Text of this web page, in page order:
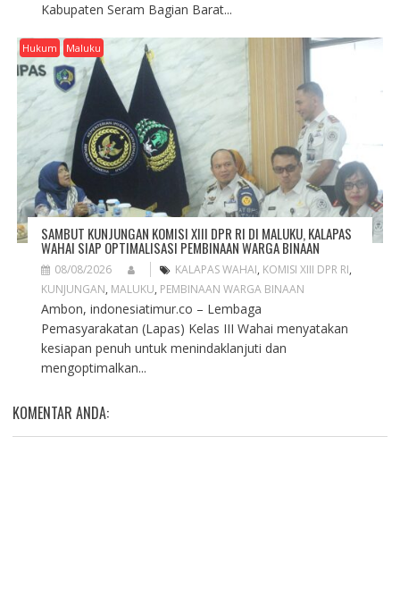
Kabupaten Seram Bagian Barat...
Hukum Maluku
SAMBUT KUNJUNGAN KOMISI XIII DPR RI DI MALUKU, KALAPAS
WAHAI SIAP OPTIMALISASI PEMBINAAN WARGA BINAAN
08/08/2026 KALAPAS WAHAI, KOMISI XIII DPR RI,
KUNJUNGAN, MALUKU, PEMBINAAN WARGA BINAAN
Ambon, indonesiatimur.co – Lembaga
Pemasyarakatan (Lapas) Kelas III Wahai menyatakan
kesiapan penuh untuk menindaklanjuti dan
mengoptimalkan...
KOMENTAR ANDA: